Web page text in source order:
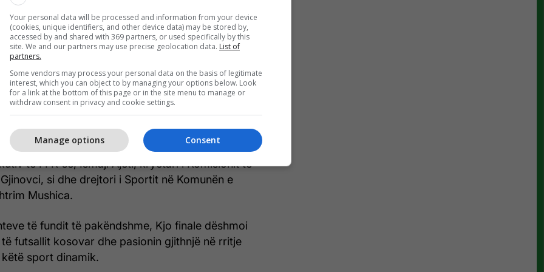
u zbeh kur kishin mbetur 25 sekonda deri
kur skuadra e Vjosës refuzoi ta vazhdojë
pakënaqësie ndaj një vendimi të gjyqtarëve. Kjo
edhe nga tifozët e shumtë të Vjosës, të cilët
në parket. Gjyqtarët pritën për pesë minuta
në fushë, por kjo nuk ndodhi, dhe më pas
përfundimin e ndeshjes.
dhe trofeun për ekipin fitues i ndanë anëtari i
të FFK-së, Ismajl Ajeti, kryetari i Komisionit të
si dhe drejtori i Sportit në Komunën e
Mushica.
të fundit të pakëndshme, Kjo finale dëshmoi
futsallit kosovar dhe pasionin gjithnjë në rritje
sport dinamik.
Your personal data will be processed and information from your device
(cookies, unique identifiers, and other device data) may be stored by,
accessed by and shared with 369 partners, or used specifically by this
site. We and our partners may use precise geolocation data. List of
partners.
Some vendors may process your personal data on the basis of legitimate
interest, which you can object to by managing your options below. Look
for a link at the bottom of this page or in the site menu to manage or
withdraw consent in privacy and cookie settings.
Consent
Manage options